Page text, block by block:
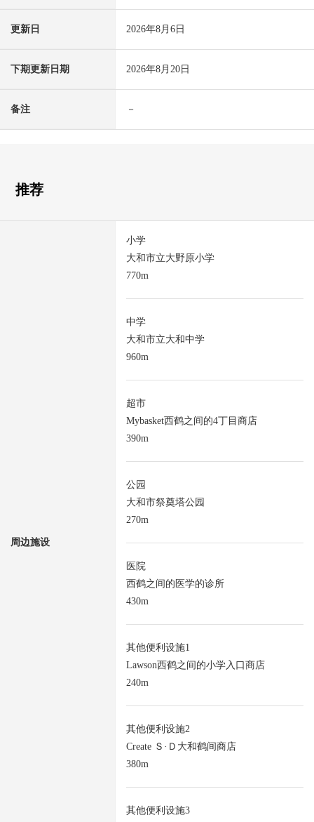
更新日 2026年8月6日
下期更新日期 2026年8月20日
备注 －
推荐
周边施设
小学
大和市立大野原小学
770m
中学
大和市立大和中学
960m
超市
Mybasket西鹤之间的4丁目商店
390m
公园
大和市祭奠塔公园
270m
医院
西鹤之间的医学的诊所
430m
其他便利设施1
Lawson西鹤之间的小学入口商店
240m
其他便利设施2
Create Ｓ·Ｄ大和鹤间商店
380m
其他便利设施3